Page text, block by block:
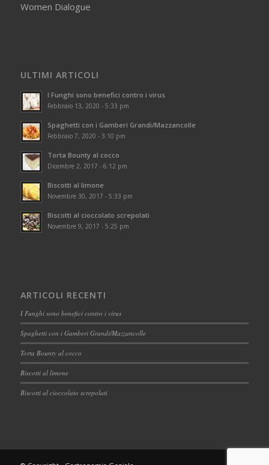
Women Dialogue
ULTIMI ARTICOLI
I Funghi sono benefici contro i virus
Febbraio 13, 2020 - 5:33 pm
Spaghetti con i Gamberi Grandi/Mazzancolle
Febbraio 7, 2020 - 3:10 pm
Torta Bounty al cocco
Dicembre 2, 2017 - 6:12 pm
Biscotti al limone
Novembre 30, 2017 - 5:33 pm
Biscotti al cioccolato screpolati
Novembre 9, 2017 - 5:25 pm
ARTICOLI RECENTI
I Funghi sono benefici contro i virus
Spaghetti con i Gamberi Grandi/Mazzancolle
Torta Bounty al cocco
Biscotti al limone
Biscotti al cioccolato screpolati